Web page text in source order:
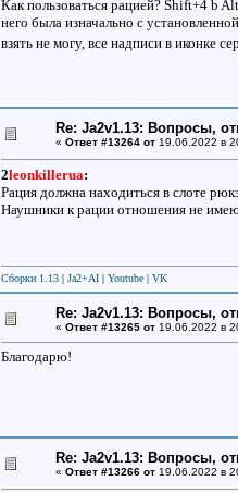
Как пользоваться рацией? Shift+4 b
него была изначально с
взять не могу, все надписи в иконке
Re: Ja2v1.13: Вопросы,
« Ответ #13264 от 19.06.2022 в
2leonkillerua:
Рация должна находиться в слоте
Наушники к рации отношения не
Сборки 1.13 | Ja2+AI | Youtube | VK
Re: Ja2v1.13: Вопросы,
« Ответ #13265 от 19.06.2022 в
Благодарю!
Re: Ja2v1.13: Вопросы,
« Ответ #13266 от 19.06.2022 в